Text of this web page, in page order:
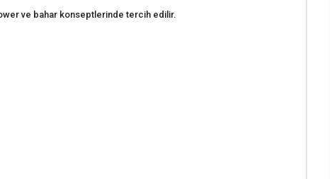
ve bahar konseptlerinde tercih edilir.